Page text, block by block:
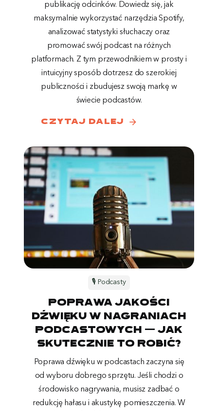
publikację odcinków. Dowiedz się, jak
maksymalnie wykorzystać narzędzia Spotify,
analizować statystyki słuchaczy oraz
promować swój podcast na różnych
platformach. Z tym przewodnikiem w prosty i
intuicyjny sposób dotrzesz do szerokiej
publiczności i zbudujesz swoją markę w
świecie podcastów.
czytaj dalej arrow_forward
🎙️ Podcasty
Poprawa jakości
dźwięku w nagraniach
podcastowych — jak
skutecznie to robić?
Poprawa dźwięku w podcastach zaczyna się
od wyboru dobrego sprzętu. Jeśli chodzi o
środowisko nagrywania, musisz zadbać o
redukcję hałasu i akustykę pomieszczenia. W